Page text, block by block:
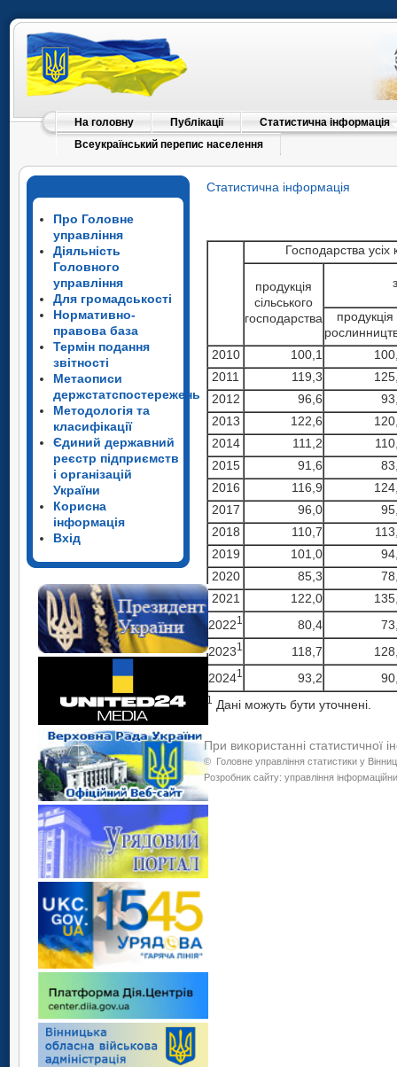
На головну Публікації
Статистична інформація
Всеукраїнський перепис населення
Про Головне
управління
Діяльність
Головного
управління
Для громадськості
Нормативно-
правова база
Термін подання
звітності
Метаописи
держстатспостережень
Методологія та
класифікації
Єдиний державний
реєстр підприємств
і організацій
України
Корисна
інформація
Вхід
Статистична інформація
Господарства усіх
продукція
сільського
господарства
продукція
2010
100,1
2011
119,3
2012
96,6
2013
122,6
2014
111,2
2015
91,6
2016
116,9
2017
96,0
2018
110,7
2019
101,0
2020
85,3
2021
122,0
20221 80,4
20231 118,7
20241 93,2
1 Дані можуть бути уточнені.
При використанні статистичної
© Головне управління статистики у
Розробник сайту: управління